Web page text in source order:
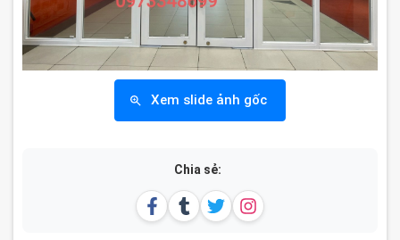
Xem slide ảnh gốc
Chia sẻ: